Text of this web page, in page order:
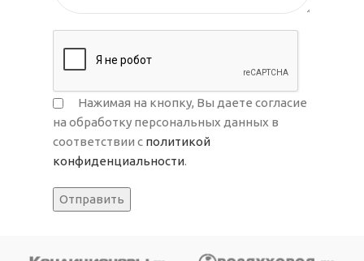
Нажимая на кнопку, Вы даете согласие
на обработку персональных данных в
соответствии с политикой
конфиденциальности.